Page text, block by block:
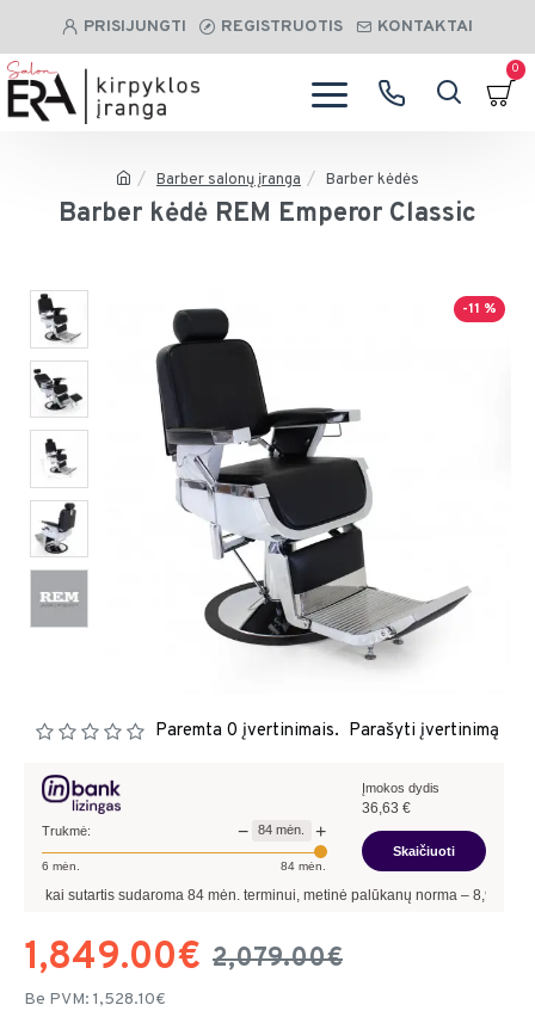
PRISIJUNGTI REGISTRUOTIS KONTAKTAI
0
Barber salonų įranga Barber kėdės
Barber kėdė REM Emperor Classic
-11 %
Paremta 0 įvertinimais. Parašyti įvertinimą
1,849.00€ 2,079.00€
Be PVM: 1,528.10€
Trukmė: − 84 mėn. +
6 mėn. 84mėn.
Įmokos dydis
36,63 €
Skaičiuoti
sutartis sudaroma84mėn. terminui, metinė palūkanų norma –8,90%, sutarties